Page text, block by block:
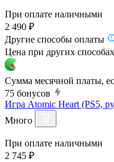
При оплате наличными
2 490 ₽
Другие способы оплаты
Цена при других
Сумма месячной платы,
75 бонусов
Игра Atomic Heart (PS5,
Много
При оплате наличными
2 745 ₽